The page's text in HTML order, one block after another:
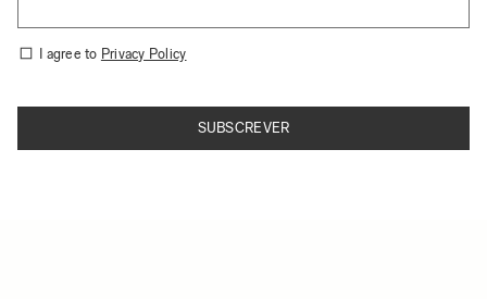
I agree to Privacy Policy
SUBSCREVER